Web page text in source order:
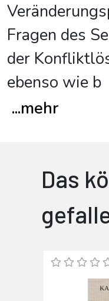
Fragen des
der
ebenso wie b
...mehr
Das